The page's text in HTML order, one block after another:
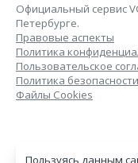
Официальный сервис
Петербурге.
Правовые аспекты
Политика
Пользовательское
Политика
Файлы Cookies
Пользуясь данным